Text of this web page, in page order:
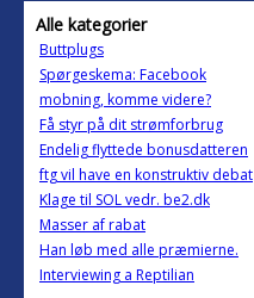
Alle kategorier
Buttplugs
Spørgeskema: Facebook
mobning, komme videre?
Få styr på dit strømforbrug
Endelig flyttede bonusdatteren
ftg vil have en konstruktiv debat
Klage til SOL vedr. be2.dk
Masser af rabat
Han løb med alle præmierne.
Interviewing a Reptilian